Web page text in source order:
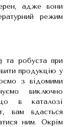
адже вони
режим
та робуста при
продукцію у
з відомими
виключно
в каталозі
вам вдасться
ним. Окрім